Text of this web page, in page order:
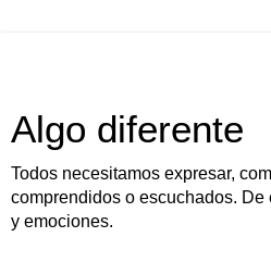
Algo diferente
Todos necesitamos expresar,
comprendidos o escuchados. De
y emociones.